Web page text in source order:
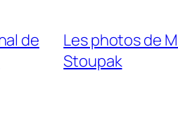
de
Les photos de
Stoupak